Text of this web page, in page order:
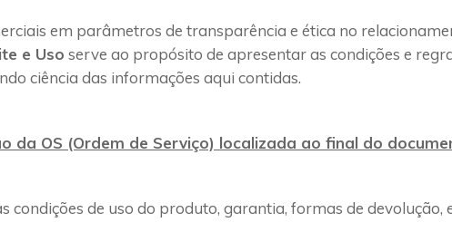
em parâmetros de transparência e ética no
e Uso serve ao propósito de apresentar as condições e
ciência das informações aqui contidas.
da OS (Ordem de Serviço) localizada ao final do
condições de uso do produto, garantia, formas de devolução,